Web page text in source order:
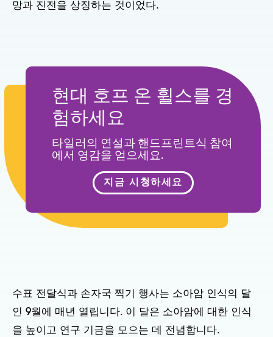
망과 진전을 상징하는 것이었다.
현대 호프 온 휠스를 경
험하세요
타일러의 연설과 핸드프린트식 참여
에서 영감을 얻으세요.
지금 시청하세요
수표 전달식과 손자국 찍기 행사는 소아암 인식의 달
인 9월에 매년 열립니다. 이 달은 소아암에 대한 인식
을 높이고 연구 기금을 모으는 데 전념합니다.